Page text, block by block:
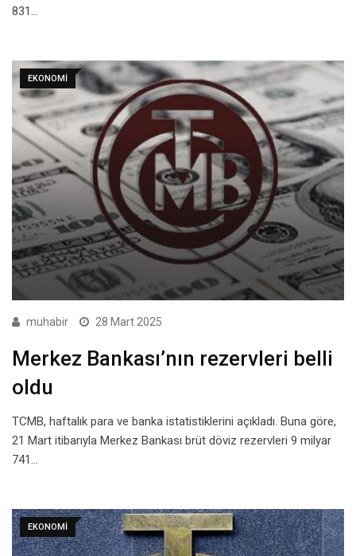
831…
EKONOMI
muhabir 28 Mart 2025
Merkez Bankası’nın rezervleri belli
oldu
TCMB, haftalık para ve banka istatistiklerini açıkladı. Buna göre,
21 Mart itibarıyla Merkez Bankası brüt döviz rezervleri 9 milyar
741…
EKONOMI